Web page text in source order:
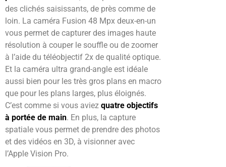
des clichés saisissants, de près comme de
loin. La caméra Fusion 48 Mpx deux-en-un
vous permet de capturer des images haute
résolution à couper le souffle ou de zoomer
à l’aide du téléobjectif 2x de qualité optique.
Et la caméra ultra grand-angle est idéale
aussi bien pour les très gros plans en macro
que pour les plans larges, plus éloignés.
C’est comme si vous aviez quatre objectifs
à portée de main. En plus, la capture
spatiale vous permet de prendre des photos
et des vidéos en 3D, à visionner avec
l’Apple Vision Pro.